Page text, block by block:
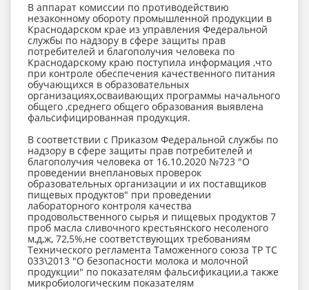
В аппарат комиссии по противодействию
незаконному обороту промышленной продукции в
Краснодарском крае из управления Федеральной
службы по надзору в сфере защиты прав
потребителей и благополучия человека по
Краснодарскому краю поступила информация ,что
при контроле обеспечения качественного питания
обучающихся в образовательных
организациях,осваивающих программы начального
общего ,среднего общего образования выявлена
фальсифицированная продукция.
В соответствии с Приказом Федеральной службы по
надзору в сфере защиты прав потребителей и
благополучия человека от 16.10.2020 №723 "О
проведении внеплановых проверок
образовательных организации и их поставщиков
пищевых продуктов" при проведении
лабораторного контроля качества
продовольственного сырья и пищевых продуктов 7
проб масла сливочного крестьянского несоленого
м,д,ж, 72,5%,не соответствующих требованиям
Технического регламента Таможенного союза ТР ТС
033\2013 "О безопасности молока и молочной
продукции" по показателям фальсификации,а также
микробиологическим показателям